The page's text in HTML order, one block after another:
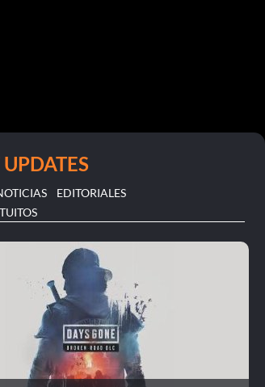
UPDATES
EDITORIALES